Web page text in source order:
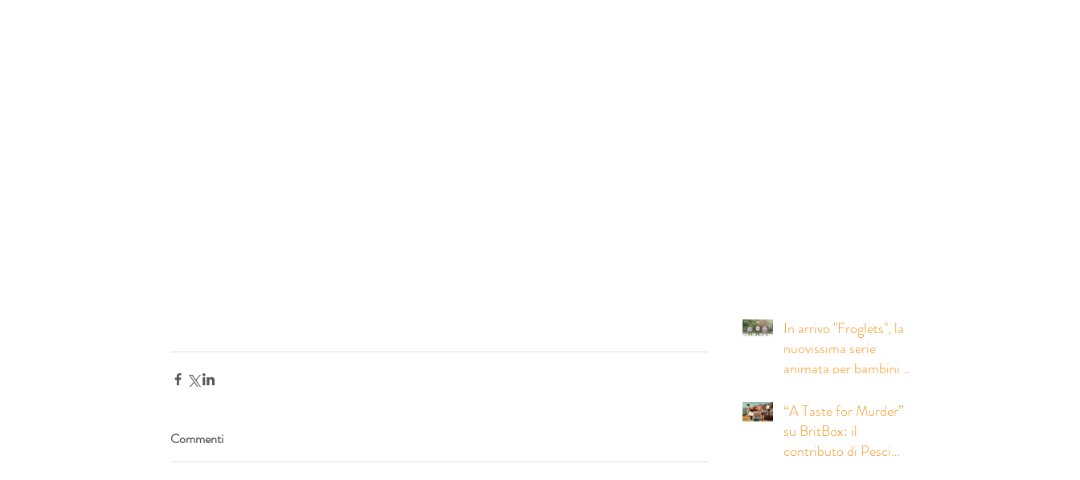
Commenti
In arrivo "Froglets", la
nuovissima serie
animata per bambini da
società inglese Eaglet
Pictures
“A Taste for Murder”
su BritBox: il
contributo di Pesci